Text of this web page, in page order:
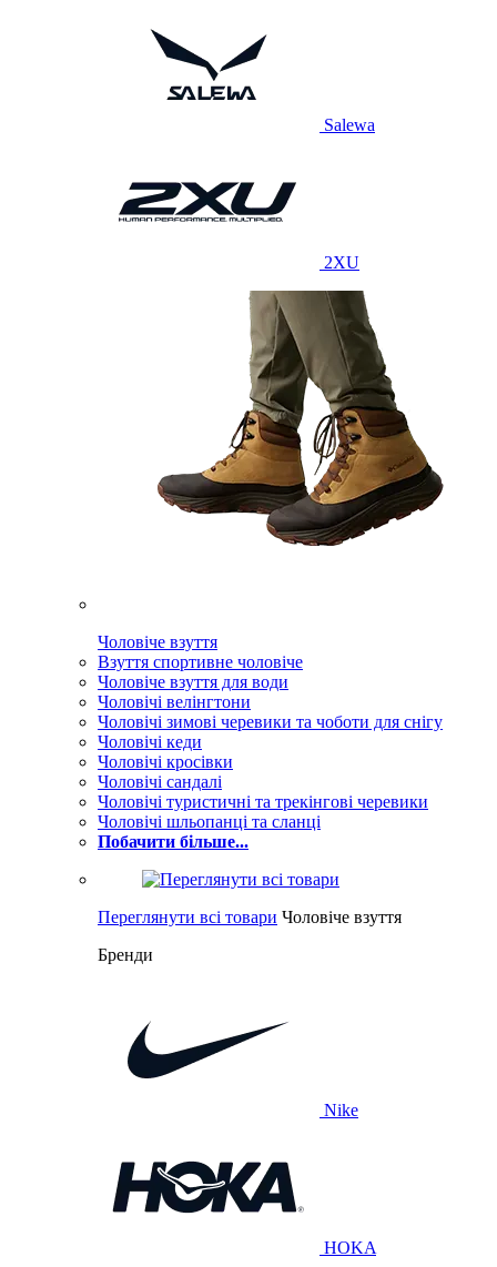
Salewa
2XU
Чоловіче взуття
Взуття спортивне чоловіче
Чоловіче взуття для води
Чоловічі велінгтони
Чоловічі зимові черевики та чоботи для снігу
Чоловічі кеди
Чоловічі кросівки
Чоловічі сандалі
Чоловічі туристичні та трекінгові черевики
Чоловічі шльопанці та сланці
Побачити більше...
Переглянути всі товари Чоловіче взуття
Бренди
Nike
HOKA